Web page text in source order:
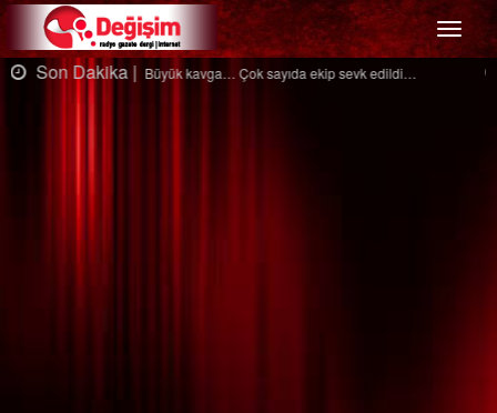
Menü
Son Dakika | Ağaçtan düştü…